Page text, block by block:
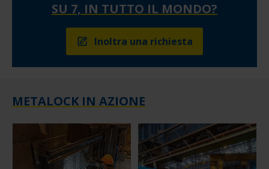
SU 7, IN TUTTO IL MONDO?
Inoltra una richiesta
METALOCK IN AZIONE